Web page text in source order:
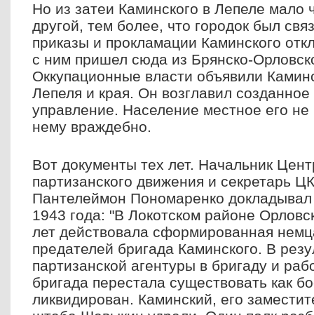
Но из затеи Каминского в Лепеле мало
другой, тем более, что городок был
приказы и прокламации Каминского
с ним пришел сюда из Брянско-
Оккупационные власти объявили
Лепеля и края. Он возглавил
управление. Население местное его не
нему враждебно.
Вот документы тех лет. Начальник
партизанского движения и секретарь
Пантелеймон Пономаренко докладывал
1943 года: "В Локотском районе
лет действовала сформированная
предателей бригада Каминского. В
партизанской агентуры в бригаду и
бригада перестала существовать как
ликвидирован. Каминский, его